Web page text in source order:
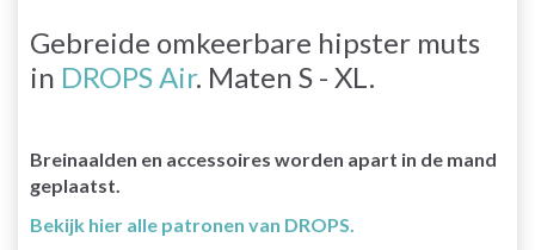
Gebreide omkeerbare hipster muts
in DROPS Air. Maten S - XL.
Breinaalden en accessoires worden apart in de mand
geplaatst.
Bekijk hier alle patronen van DROPS.